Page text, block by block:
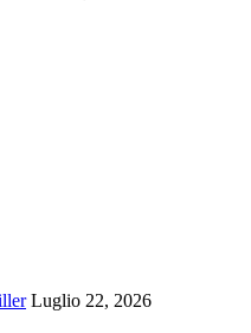
Luglio 22, 2026